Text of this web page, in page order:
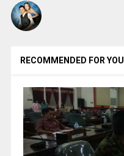
RECOMMENDED FOR YOU